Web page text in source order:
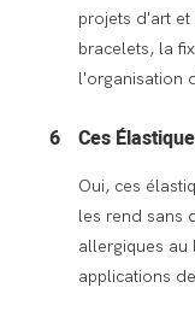
projets d'art
bracelets, la
l'organisation
6 Ces
Oui, ces
les rend sans
allergiques au
applications